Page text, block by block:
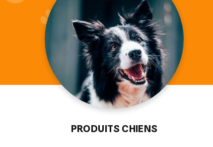
PRODUITS CHIENS